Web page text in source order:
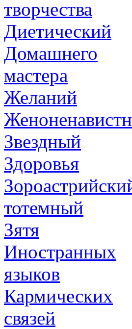
творчества
Диетический
Домашнего
мастера
Желаний
Звездный
Здоровья
тотемный
Зятя
Иностранных
языков
Кармических
связей